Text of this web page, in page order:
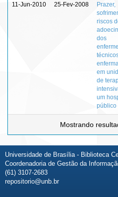
11-Jun-2010 25-Fev-2008
Prazer,
riscos
dos
em
de
um
público
Mostrando
Universidade de Brasília - Biblioteca
Coordenadoria de Gestão da
(61) 3107-2683
repositorio@unb.br